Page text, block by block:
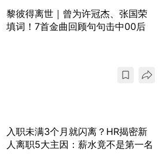
黎彼得离世｜曾为许冠杰、张国荣
填词！7首金曲回顾句句击中00后
入职未满3个月就闪离？HR揭密新
人离职5大主因：薪水竟不是第一名